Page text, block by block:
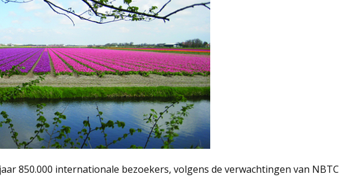
850.000 internationale bezoekers, volgens de verwachtingen van NBTC